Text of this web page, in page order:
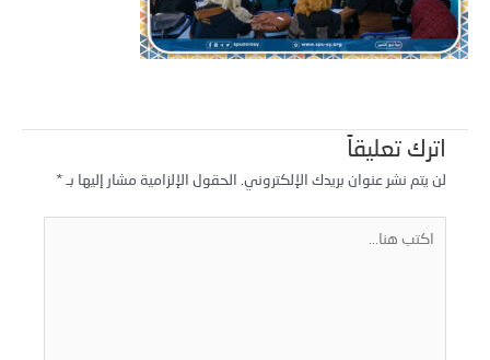
اترك تعليقاً
لن يتم نشر عنوان بريدك الإلكتروني. الحقول الإلزامية مشار إليها بـ